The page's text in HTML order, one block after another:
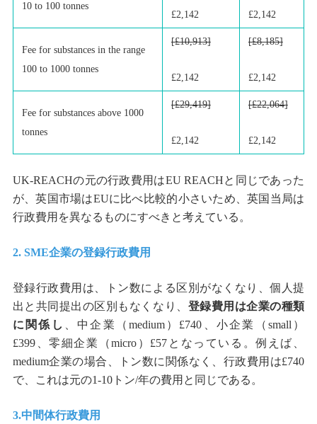
10 to 100 tonnes
£2,142 £2,142
Fee for substances in the range
100 to 1000 tonnes
[£10,913]
£2,142
[£8,185]
£2,142
Fee for substances above 1000
tonnes
[£29,419]
£2,142
[£22,064]
£2,142
UK-REACHの元の行政費用はEU REACHと同じであった
が、英国市場はEUに比べ比較的小さいため、英国当局は
行政費用を異なるものにすべきと考えている。
2. SME企業の登録行政費用
登録行政費用は、トン数による区別がなくなり、個人提
出と共同提出の区別もなくなり、 登録費用は企業の種類
に関係し
、中企業（medium）£740、小企業（small）
£399、零細企業（micro）£57となっている。例えば、
medium企業の場合、トン数に関係なく、行政費用は£740
で、これは元の1-10トン/年の費用と同じである。
3.中間体行政費用